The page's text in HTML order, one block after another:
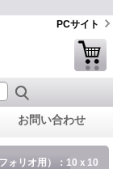
PCサイト
お問い合わせ
ォリオ用）：10ｘ10